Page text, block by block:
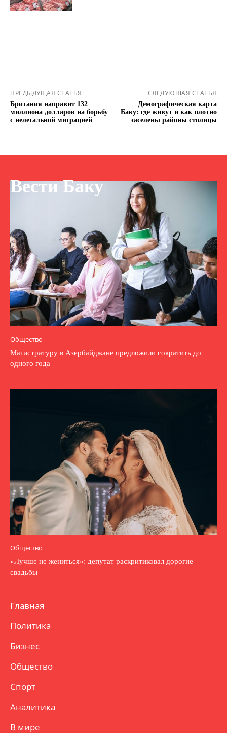
ПРЕДЫДУЩАЯ СТАТЬЯ
Британия направит 132
миллиона долларов на борьбу
с нелегальной миграцией
СЛЕДУЮЩАЯ СТАТЬЯ
Демографическая карта
Баку: где живут и как плотно
заселены районы столицы
Вести Баку
Общество
Магистратуру в Азербайджане предложили сократить до
одного года
Общество
«Лучше не жениться»: депутат раскритиковал дорогие
свадьбы
Главная
Политика
Бизнес
Общество
Спорт
Аналитика
В мире